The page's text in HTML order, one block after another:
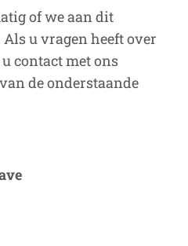
of we aan dit
u vragen heeft over
contact met ons
de onderstaande